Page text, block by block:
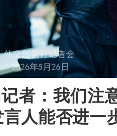
者：我们注
人能否进一